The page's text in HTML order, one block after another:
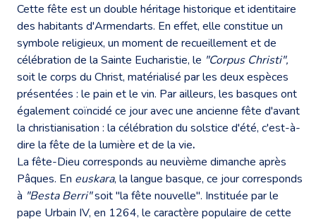
Cette fête est un double héritage historique et identitaire
des habitants d'Armendarts. En effet, elle constitue un
symbole religieux, un moment de recueillement et de
célébration de la Sainte Eucharistie, le "Corpus Christi",
soit le corps du Christ, matérialisé par les deux espèces
présentées : le pain et le vin. Par ailleurs, les basques ont
également coïncidé ce jour avec une ancienne fête d'avant
la christianisation : la célébration du solstice d'été, c'est-à-
dire la fête de la lumière et de la vie.
La fête-Dieu corresponds au neuvième dimanche après
Pâques. En euskara, la langue basque, ce jour corresponds
à "Besta Berri"soit "la fête nouvelle". Instituée par le
pape Urbain IV, en 1264, le caractère populaire de cette